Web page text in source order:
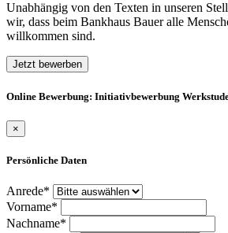
Unabhängig von den Texten in unseren
wir, dass beim Bankhaus Bauer alle
willkommen sind.
Jetzt bewerben
Online Bewerbung: Initiativbewerbung
×
Persönliche Daten
Anrede*
Vorname*
Nachname*